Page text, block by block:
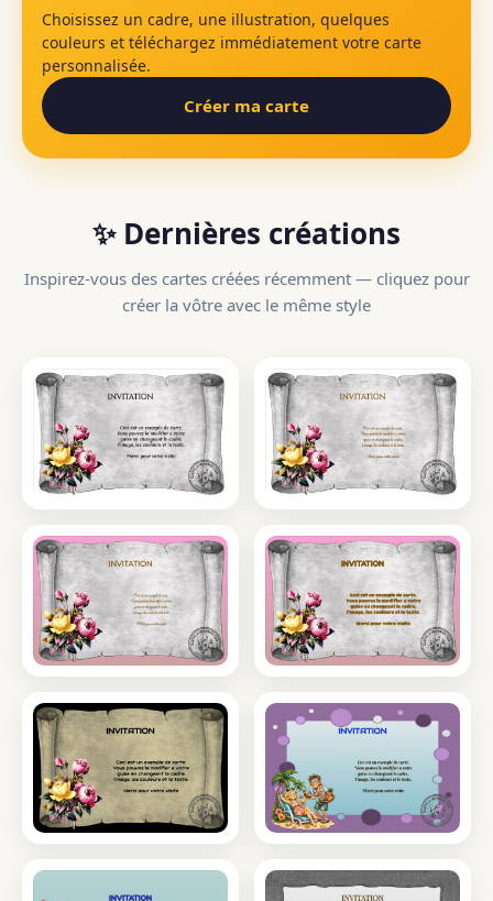
Choisissez un cadre, une illustration, quelques
couleurs et téléchargez immédiatement votre carte
personnalisée.
Créer ma carte
✨ Dernières créations
Inspirez-vous des cartes créées récemment — cliquez pour
créer la vôtre avec le même style